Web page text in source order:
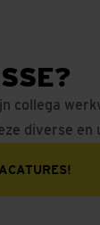
collega
diverse en